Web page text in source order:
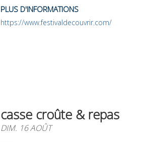
PLUS D'INFORMATIONS
https://www.festivaldecouvrir.com/
casse croûte & repas
DIM. 16 AOÛT